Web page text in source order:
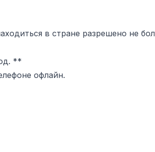
в стране разрешено не
**
офлайн.